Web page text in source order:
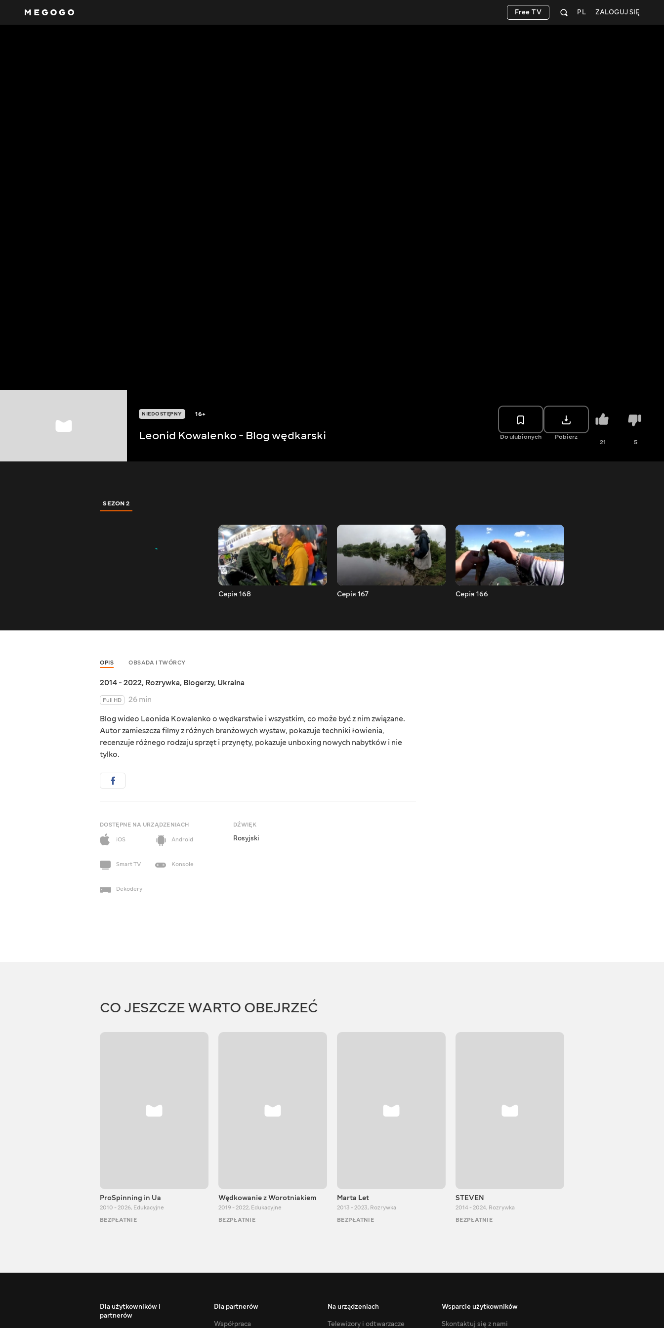
ZALOGUJ SIĘ
PL
Free TV
NIEDOSTĘPNY 16+
Leonid Kowalenko - Blog wędkarski Do ulubionych Pobierz
21 5
SEZON 2
Серія 168 Серія 167 Серія 166
OPIS OBSADA I TWÓRCY
2014 - 2022, Rozrywka, Blogerzy, Ukraina
Full HD
26 min
Blog wideo Leonida Kowalenko o wędkarstwie i wszystkim, co może być z nim związane.
Autor zamieszcza filmy z różnych branżowych wystaw, pokazuje techniki łowienia,
recenzuje różnego rodzaju sprzęt i przynęty, pokazuje unboxing nowych nabytków i nie
tylko.
DOSTĘPNE NA URZĄDZENIACH
iOS
Android
Smart TV Konsole
Dekodery
DŹWIĘK
Rosyjski
CO JESZCZE WARTO OBEJRZEĆ
ProSpinning in Ua
2010 - 2026, Edukacyjne
BEZPŁATNIE
Wędkowanie z Worotniakiem
2019 - 2022, Edukacyjne
BEZPŁATNIE
Marta Let
2013 - 2023, Rozrywka
BEZPŁATNIE
STEVEN
2014 - 2024, Rozrywka
BEZPŁATNIE
Dla użytkowników i
partnerów
Dla partnerów
Współpraca
Na urządzeniach
Telewizory i odtwarzacze
Wsparcie użytkowników
Skontaktuj się z nami